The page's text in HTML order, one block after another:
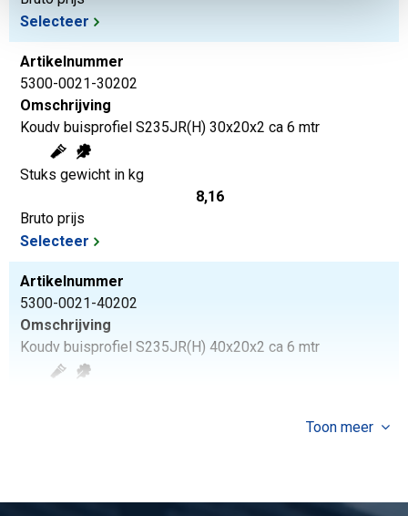
Selecteer
Artikelnummer
5300-0021-30202
Omschrijving
Koudv buisprofiel S235JR(H) 30x20x2 ca 6 mtr
Stuks gewicht in kg
8,16
Bruto prijs
Selecteer
Artikelnummer
5300-0021-40202
Omschrijving
Koudv buisprofiel S235JR(H) 40x20x2 ca 6 mtr
Artikelnummer
Toon meer